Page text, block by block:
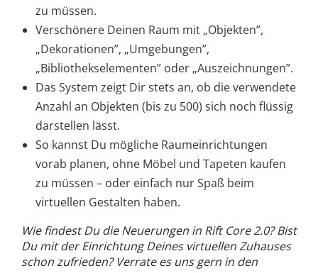
zu müssen.
Verschönere Deinen Raum mit „Objekten”,
„Dekorationen”, „Umgebungen”,
„Bibliothekselementen” oder „Auszeichnungen”.
Das System zeigt Dir stets an, ob die verwendete
Anzahl an Objekten (bis zu 500) sich noch flüssig
darstellen lässt.
So kannst Du mögliche Raumeinrichtungen
vorab planen, ohne Möbel und Tapeten kaufen
zu müssen – oder einfach nur Spaß beim
virtuellen Gestalten haben.
Wie findest Du die Neuerungen in Rift Core 2.0? Bist
Du mit der Einrichtung Deines virtuellen Zuhauses
schon zufrieden? Verrate es uns gern in den